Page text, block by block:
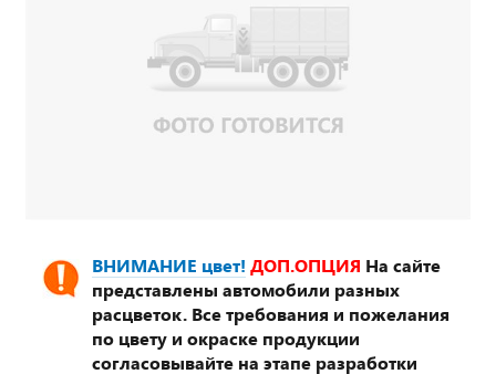
ВНИМАНИЕ цвет! ДОП.ОПЦИЯ На сайте
представлены автомобили разных
расцветок. Все требования и пожелания
по цвету и окраске продукции
согласовывайте на этапе разработки